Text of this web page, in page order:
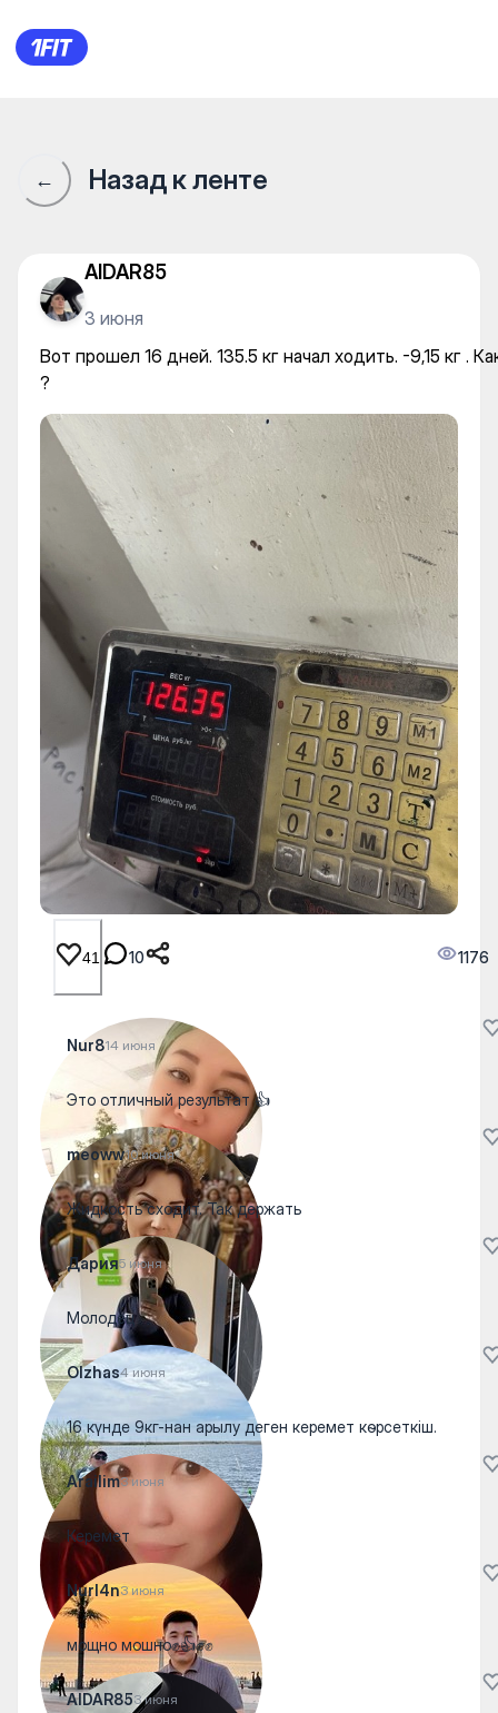
Вот прошел 16 дней. 135.5
← Назад к ленте
AIDAR85
3 июня
Вот прошел 16 дней. 135.5 кг начал ходить. -9,15 кг .
?
41 10 1176
Nur814 июня
Это отличный результат 👍
meoww10 июня
Жидкость сходит. Так держать
Дария5 июня
Молодец
Olzhas4 июня
16 күнде 9кг-нан арылу деген керемет көрсеткіш.
Arailim3 июня
Керемет
Nurl4n3 июня
мощно мошно✊👍✊✊
AIDAR853 июня